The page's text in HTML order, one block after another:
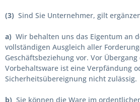
(3) Sind Sie Unternehmer, gilt
a) Wir behalten uns das Eigentum an
vollständigen Ausgleich aller
Geschäftsbeziehung vor. Vor
Vorbehaltsware ist eine Verpfändung
Sicherheitsübereignung nicht zulässig.
b) Sie können die Ware im